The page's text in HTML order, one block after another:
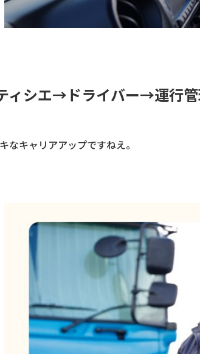
ィシエ→ドライバー→運行管
なキャリアアップですねえ。